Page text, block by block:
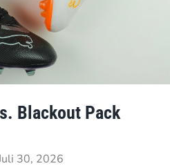
Blackout Pack
30, 2026